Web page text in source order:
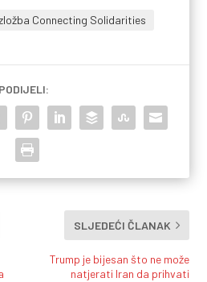
Connecting Solidarities
PODIJELI:
SLJEDEĆI ČLANAK
Trump je bijesan što ne može
natjerati Iran da prihvati